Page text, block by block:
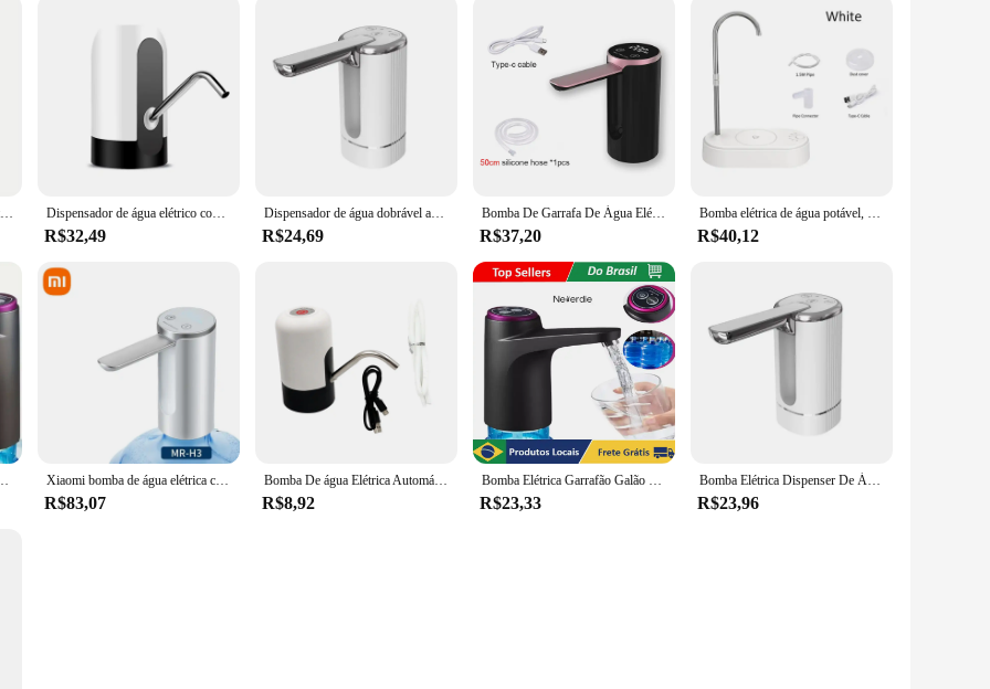
their customers. With its adaptable design and performance, it's a must-have for anyone in the irrigation and water distribution industry.
Bomba de água elétrica inteligente, distribuidor de água automático, bomba grande barril, mini distribuidor de água, 1pc- Dispensador de água elétrico com bateria grande, carregamento USB sem fio, bomba de água potável, mini, portátil, rápido, máquina automática, 800mAh
R$32,49
Dispensador de água dobrável automático Bomba elétrica de garrafa de água Bomba portátil para casa Controle de botão
R$24,69
Bomba De Garrafa De Água Elétrica, Dispenser Automático, Recarregável, Desktop Beber, Garrafa De 19 Litros, Dobrável
R$37,20
Bomba elétrica de água potável, Dispensador automático de água para galão, Bomba de garrafa para casa, escritório, portátil, frio
R$40,12
usb recarregável bomba de água mineral portátil dispensador de água Xiaomi bomba de água elétrica carga usb display led interruptor automático dispensador de bebidas carregamento 1-clic interruptor automático dispensador de bomba de bebida
R$83,07
Bomba De água Elétrica Automática Recarregável Com Luz Azul, Bomba De água Engarrafada USB
R$8,92
Bomba Elétrica Garrafão Galão Água 20 Litros Dispensador Recarregável USB Premium (2 botão) - Neverdie Store
R$23,33
Bomba Elétrica Dispenser De Água, Bomba De Garrafa De Água, Mini Bomba De Água Portátil, USB Dobrável Household Automatic Water Dispenser
R$23,96